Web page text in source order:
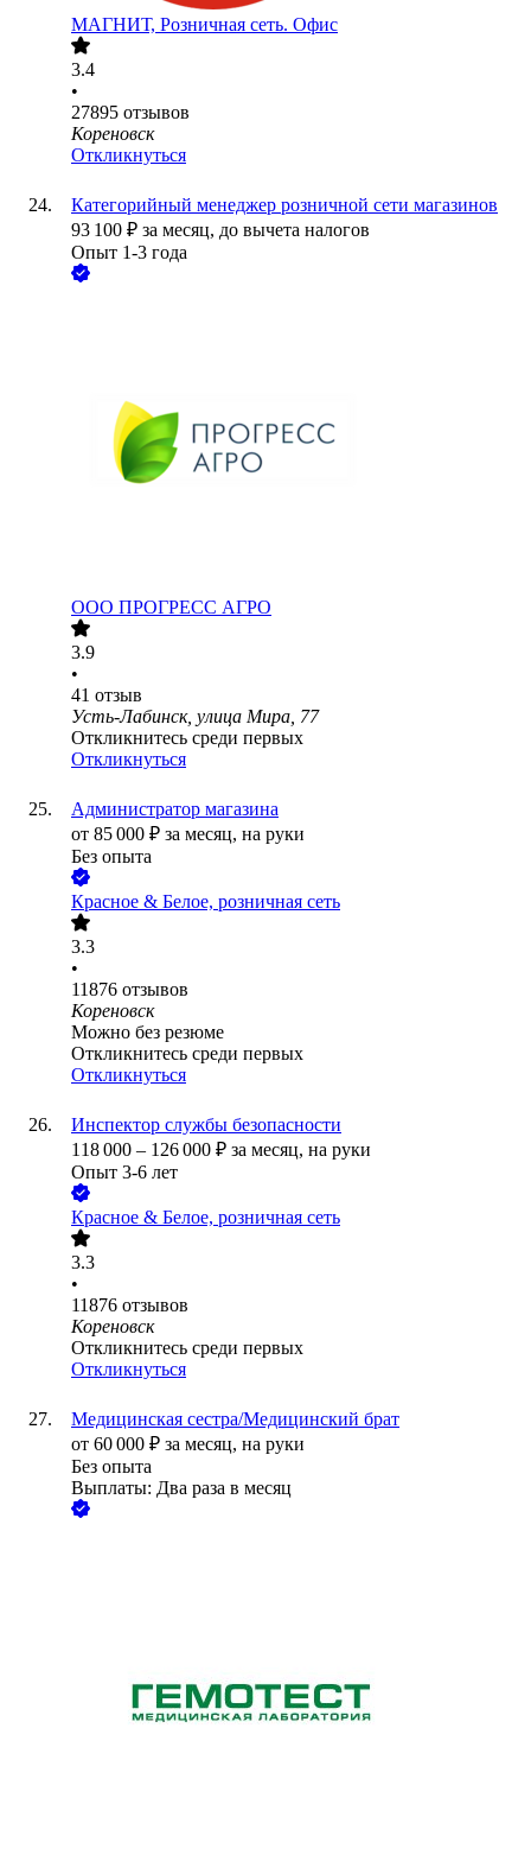
МАГНИТ, Розничная сеть. Офис
3.4
•
27895 отзывов
Кореновск
Откликнуться
Категорийный менеджер розничной сети магазинов
93 100 ₽ за месяц, до вычета налогов
Опыт 1-3 года
ООО ПРОГРЕСС АГРО
3.9
•
41 отзыв
Усть-Лабинск, улица Мира, 77
Откликнитесь среди первых
Откликнуться
Администратор магазина
от 85 000 ₽ за месяц, на руки
Без опыта
Красное & Белое, розничная сеть
3.3
•
11876 отзывов
Кореновск
Можно без резюме
Откликнитесь среди первых
Откликнуться
Инспектор службы безопасности
118 000 – 126 000 ₽ за месяц, на руки
Опыт 3-6 лет
Красное & Белое, розничная сеть
3.3
•
11876 отзывов
Кореновск
Откликнитесь среди первых
Откликнуться
Медицинская сестра/Медицинский брат
от 60 000 ₽ за месяц, на руки
Без опыта
Выплаты: Два раза в месяц